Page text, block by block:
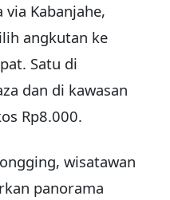
Kabanjahe,
angkutan ke
Satu di
dan di kawasan
Rp8.000.
wisatawan
panorama